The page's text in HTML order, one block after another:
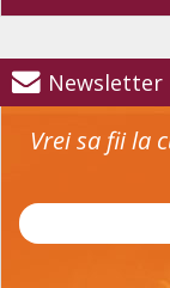
Newsletter
Vrei sa fii la